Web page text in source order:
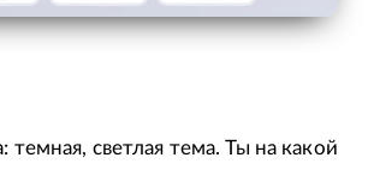
темная, светлая тема. Ты на какой